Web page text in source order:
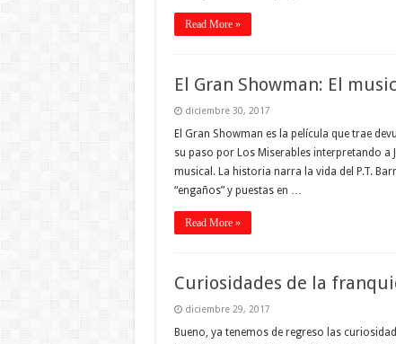
Read More »
El Gran Showman: El
diciembre 30, 2017
El Gran Showman es la película que trae
su paso por Los Miserables interpretando a
musical. La historia narra la vida del P.T.
“engaños” y puestas en …
Read More »
Curiosidades de la
diciembre 29, 2017
Bueno, ya tenemos de regreso las